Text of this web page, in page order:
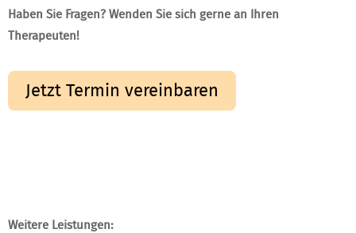
Haben Sie Fragen? Wenden Sie sich gerne an Ihren
Therapeuten!
Jetzt Termin vereinbaren
Weitere Leistungen: